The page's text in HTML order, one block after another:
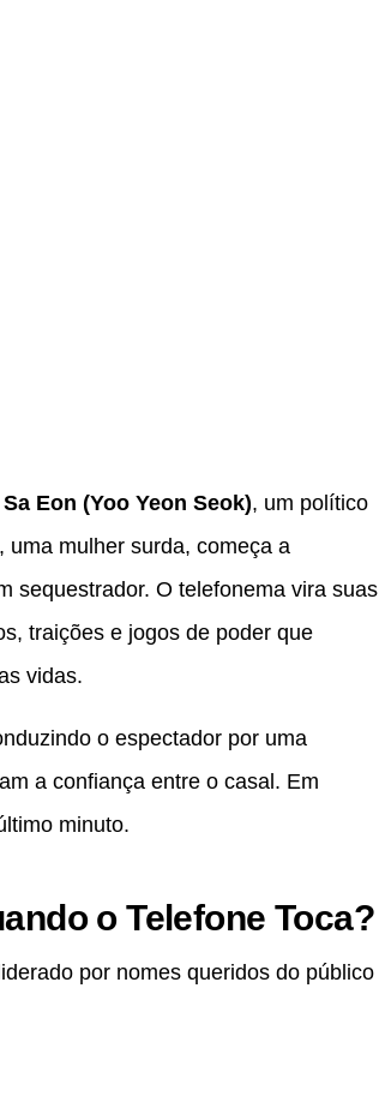
Eon (Yoo Yeon Seok), um político
, uma mulher surda, começa a
sequestrador. O telefonema vira suas
traições e jogos de poder que
vidas.
o espectador por uma
a confiança entre o casal. Em
minuto.
o Telefone Toca?
por nomes queridos do público